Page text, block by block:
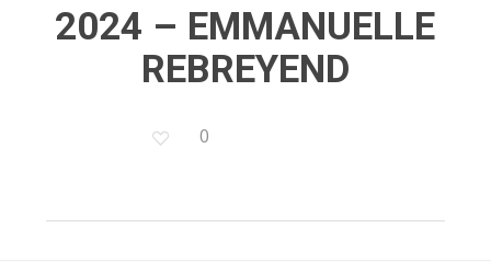
2024 – EMMANUELLE
REBREYEND
0